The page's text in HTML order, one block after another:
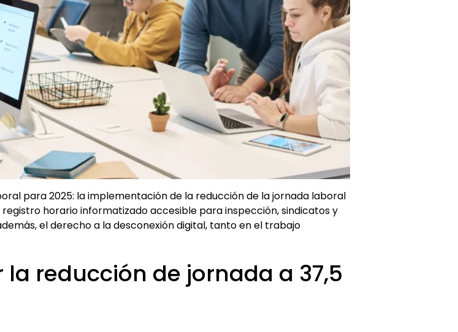
para 2025: la implementación de la reducción de la jornada laboral
horario informatizado accesible para inspección, sindicatos y
el derecho a la desconexión digital, tanto en el trabajo
reducción de jornada a 37,5